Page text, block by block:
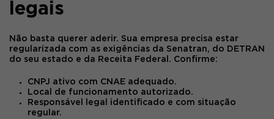
legais
Não basta querer aderir. Sua empresa precisa estar
regularizada com as exigências da Senatran, do DETRAN
do seu estado e da Receita Federal. Confirme:
CNPJ ativo com CNAE adequado.
Local de funcionamento autorizado.
Responsável legal identificado e com situação
regular.